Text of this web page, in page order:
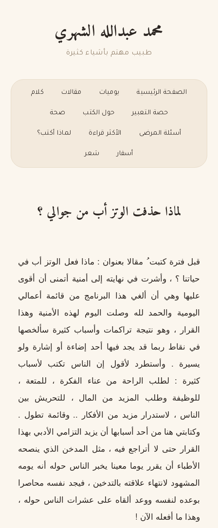
محمد عبدالله الشهري
طبيب مهتم بأشياء كثيرة
الصفحة الرئيسية يوميات مقالات كلام
حصة التعبير حول الكتب صحة
أسئلة المرضى الأكثر قراءة لماذا أكتب؟
أسفار شعر
لماذا حذفت الوتز أب من جوالي ؟
قبل فترة كتبت ُ مقالا بعنوان : ماذا فعل الوتز أب في
حياتنا ؟ ، وأشرت في نهايته إلى أمنية أتمنى أن أقوى
عليها وهي أن ألغي هذا البرنامج من قائمة أعمالي
اليومية والحمد لله وصلت اليوم لهذه الأمنية وهذا
القرار ، وهو نتيجة تراكمات وأسباب كثيرة سألخصها
في نقاط ربما قد يجد فيها أحد إضاءة أو إشارة ولو
يسيرة . وأستطرد لأقول إن الناس تكتب لأسباب
كثيرة : لطلب الراحة من عناء الفكرة ، للمتعة ،
للوظيفة وطلب المزيد من المال ، للتحريش بين
الناس ، لاستدرار مزيد من الأفكار .. وقائمة تطول .
وكتابتي هنا من أحد أسبابها أن يزيد التزامي الأدبي بهذا
القرار حتى لا أتراجع فيه ، مثل المدخن الذي ينصحه
الأطباء أن يقرر يوما معينا يخبر الناس حوله أنه يومه
المشهود لانتهاء علاقته بالتدخين ، فيجد نفسه محاصرا
بوعده لنفسه ووعد ألقاه على عشرات الناس حوله ،
وهذا ما أفعله الآن !